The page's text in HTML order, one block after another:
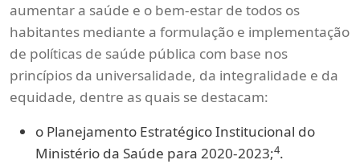
aumentar a saúde e o bem-estar de todos os
habitantes mediante a formulação e implementação
de políticas de saúde pública com base nos
princípios da universalidade, da integralidade e da
equidade, dentre as quais se destacam:
o Planejamento Estratégico Institucional do
Ministério da Saúde para 2020-2023;4.